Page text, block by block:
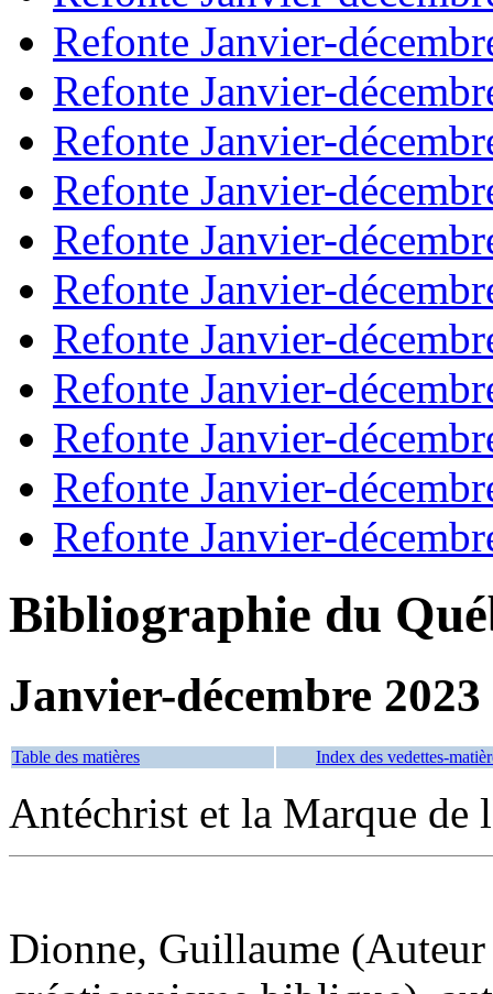
Refonte Janvier-
Refonte Janvier-
Refonte Janvier-
Refonte Janvier-
Refonte Janvier-
Refonte Janvier-
Refonte Janvier-
Refonte Janvier-
Refonte Janvier-
Refonte Janvier-
Refonte Janvier-
Bibliographie du
Janvier-décembre 2023
Table des matières Index des vedettes-
Antéchrist et la Marque de
Dionne, Guillaume